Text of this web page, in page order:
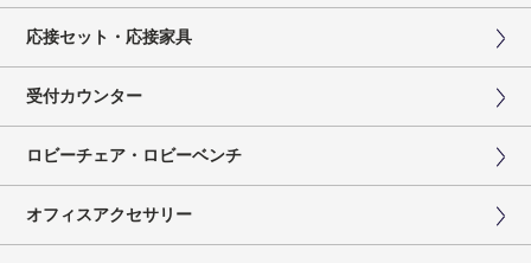
応接セット・応接家具
受付カウンター
ロビーチェア・ロビーベンチ
オフィスアクセサリー